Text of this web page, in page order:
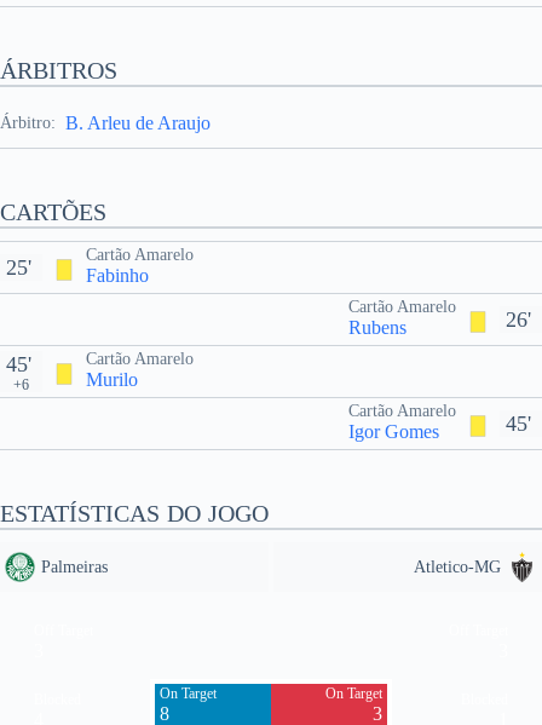
ÁRBITROS
Árbitro: B. Arleu de Araujo
CARTÕES
Cartão Amarelo
Fabinho
25'
26'
Cartão Amarelo
Rubens
Cartão Amarelo
Murilo
45'
+6
45'
Cartão Amarelo
Igor Gomes
ESTATÍSTICAS DO JOGO
Palmeiras Atletico-MG
On Target
8
On Target
3